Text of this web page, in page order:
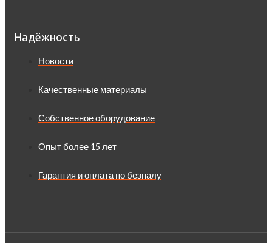
Надёжность
Новости
Качественные материалы
Собственное оборудование
Опыт более 15 лет
Гарантия и оплата по безналу